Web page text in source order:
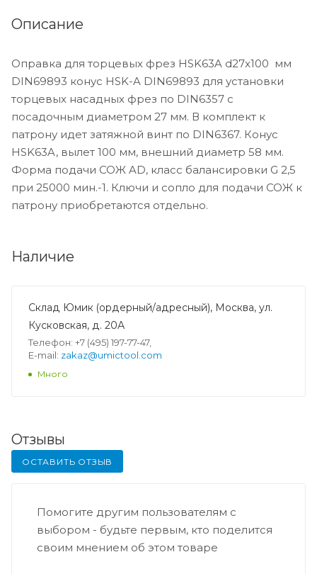
Описание
Оправка для торцевых фрез HSK63A d27x100 мм
DIN69893 конус HSK-A DIN69893 для установки
торцевых насадных фрез по DIN6357 с
посадочным диаметром 27 мм. В комплект к
патрону идет затяжной винт по DIN6367. Конус
HSK63A, вылет 100 мм, внешний диаметр 58 мм.
Форма подачи СОЖ AD, класс балансировки G 2,5
при 25000 мин.-1. Ключи и сопло для подачи СОЖ к
патрону приобретаются отдельно.
Наличие
Склад Юмик (ордерный/адресный), Москва, ул.
Кусковская, д. 20А
Телефон: +7 (495) 197-77-47,
E-mail: zakaz@umictool.com
Много
Отзывы
ОСТАВИТЬ ОТЗЫВ
Помогите другим пользователям с
выбором - будьте первым, кто поделится
своим мнением об этом товаре